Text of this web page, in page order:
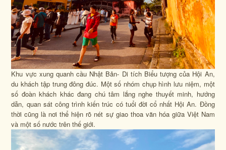
Khu vực xung quanh cầu Nhật Bản- Di tích Biểu tượng của Hội An,
du khách tập trung đông đúc. Một số nhóm chụp hình lưu niệm, một
số đoàn khách khác đang chú tâm lắng nghe thuyết minh, hướng
dẫn, quan sát công trình kiến trúc có tuổi đời cổ nhất Hội An. Đồng
thời cũng là nơi thể hiện rõ nét sự giao thoa văn hóa giữa Việt Nam
và một số nước trên thế giới.